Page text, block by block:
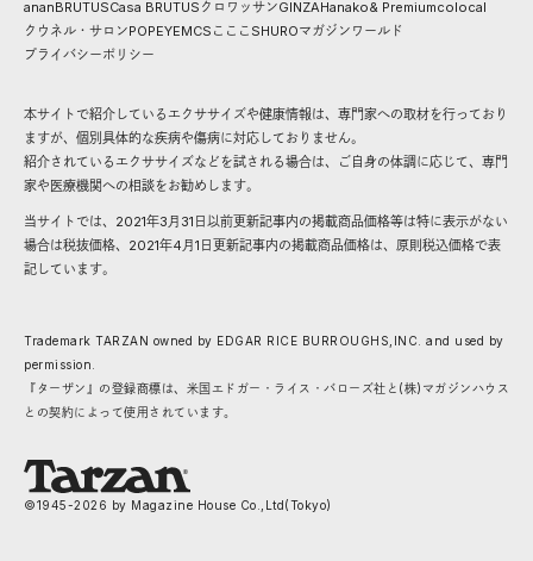
ananBRUTUSCasa BRUTUS クロワッサンGINZAHanako& Premiumcolocal
クウネル・サロンPOPEYEMCS こここ SHUROマガジンワールド
プライバシーポリシー
本サイトで紹介しているエクササイズや健康情報は、専門家への取材を行っており
ますが、個別具体的な疾病や傷病に対応しておりません。
紹介されているエクササイズなどを試される場合は、ご自身の体調に応じて、専門
家や医療機関への相談をお勧めします。
当サイトでは、2021年3月31日以前更新記事内の掲載商品価格等は特に表示がない
場合は税抜価格、2021年4月1日更新記事内の掲載商品価格は、原則税込価格で表
記しています。
Trademark TARZAN owned by EDGAR RICE BURROUGHS,INC. and used by
permission.
『ターザン』の登録商標は、米国エドガー・ライス・バローズ社と(株)マガジンハウス
との契約によって使用されています。
©1945-2026 by Magazine House Co.,Ltd(Tokyo)